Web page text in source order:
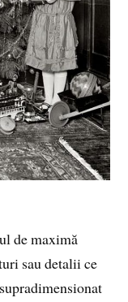
de maximă
sau detalii ce